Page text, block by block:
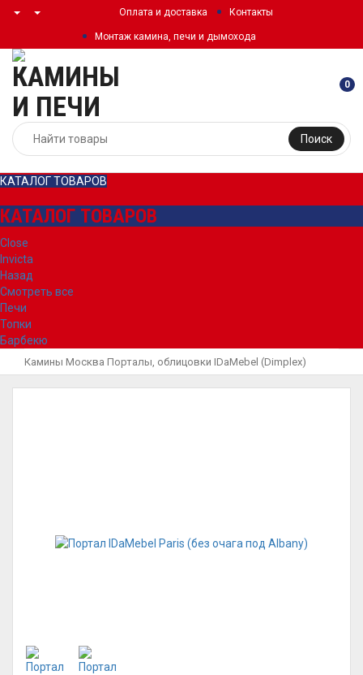
Оплата и доставка Контакты
Монтаж камина, печи и дымохода
Поиск
0
КАТАЛОГ ТОВАРОВ
КАТАЛОГ ТОВАРОВ
Close
Invicta
Назад
Смотреть все
Печи
Топки
Барбекю
Камины Москва Порталы, облицовки IDaMebel (Dimplex)